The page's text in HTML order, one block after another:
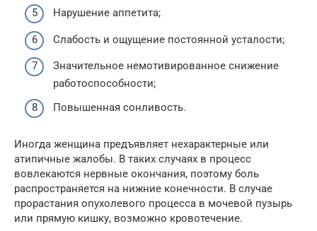
Нарушение аппетита;
Слабость и ощущение постоянной усталости;
Значительное немотивированное снижение
работоспособности;
Повышенная сонливость.
Иногда женщина предъявляет нехарактерные или
атипичные жалобы. В таких случаях в процесс
вовлекаются нервные окончания, поэтому боль
распространяется на нижние конечности. В случае
прорастания опухолевого процесса в мочевой пузырь
или прямую кишку, возможно кровотечение.